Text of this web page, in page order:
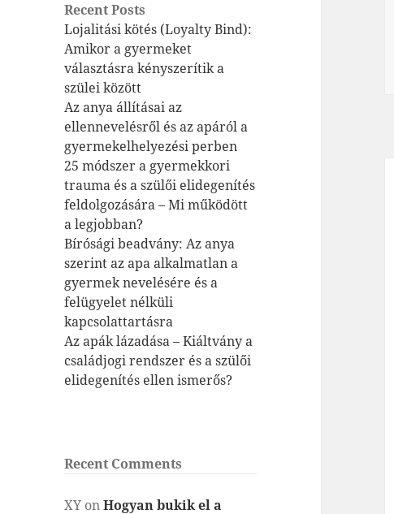
Recent Posts
Lojalitási kötés (Loyalty Bind):
Amikor a gyermeket
választásra kényszerítik a
szülei között
Az anya állításai az
ellennevelésről és az apáról a
gyermekelhelyezési perben
25 módszer a gyermekkori
trauma és a szülői elidegenítés
feldolgozására – Mi működött
a legjobban?
Bírósági beadvány: Az anya
szerint az apa alkalmatlan a
gyermek nevelésére és a
felügyelet nélküli
kapcsolattartásra
Az apák lázadása – Kiáltvány a
családjogi rendszer és a szülői
elidegenítés ellen ismerős?
Recent Comments
XY onHogyan bukik el a